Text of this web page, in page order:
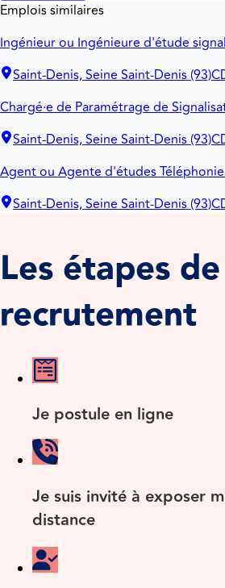
Emplois similaires
Ingénieur ou Ingénieure d'étude
Saint-Denis, Seine Saint-Denis (93)
Chargé·e de Paramétrage de
Saint-Denis, Seine Saint-Denis (93)
Agent ou Agente d'études
Saint-Denis, Seine Saint-Denis (93)
Les étapes
recrutement
Je postule en ligne
Je suis invité à exposer
distance